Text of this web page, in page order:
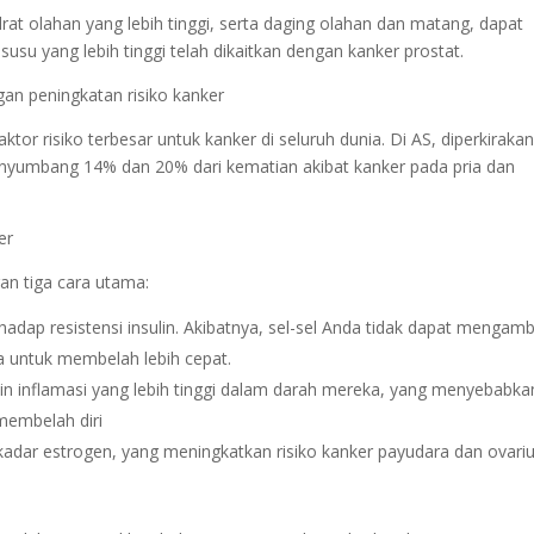
olahan yang lebih tinggi, serta daging olahan dan matang, dapat
yang lebih tinggi telah dikaitkan dengan kanker prostat.
peningkatan risiko kanker
risiko terbesar untuk kanker di seluruh dunia. Di AS, diperkirakan
14% dan 20% dari kematian akibat kanker pada pria dan
tiga cara utama:
resistensi insulin. Akibatnya, sel-sel Anda tidak dapat
membelah lebih cepat.
inflamasi yang lebih tinggi dalam darah mereka, yang
diri
estrogen, yang meningkatkan risiko kanker payudara dan